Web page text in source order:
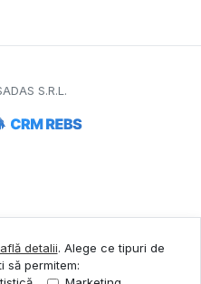
S.R.L.
află detalii. Alege ce tipuri de
să permitem: